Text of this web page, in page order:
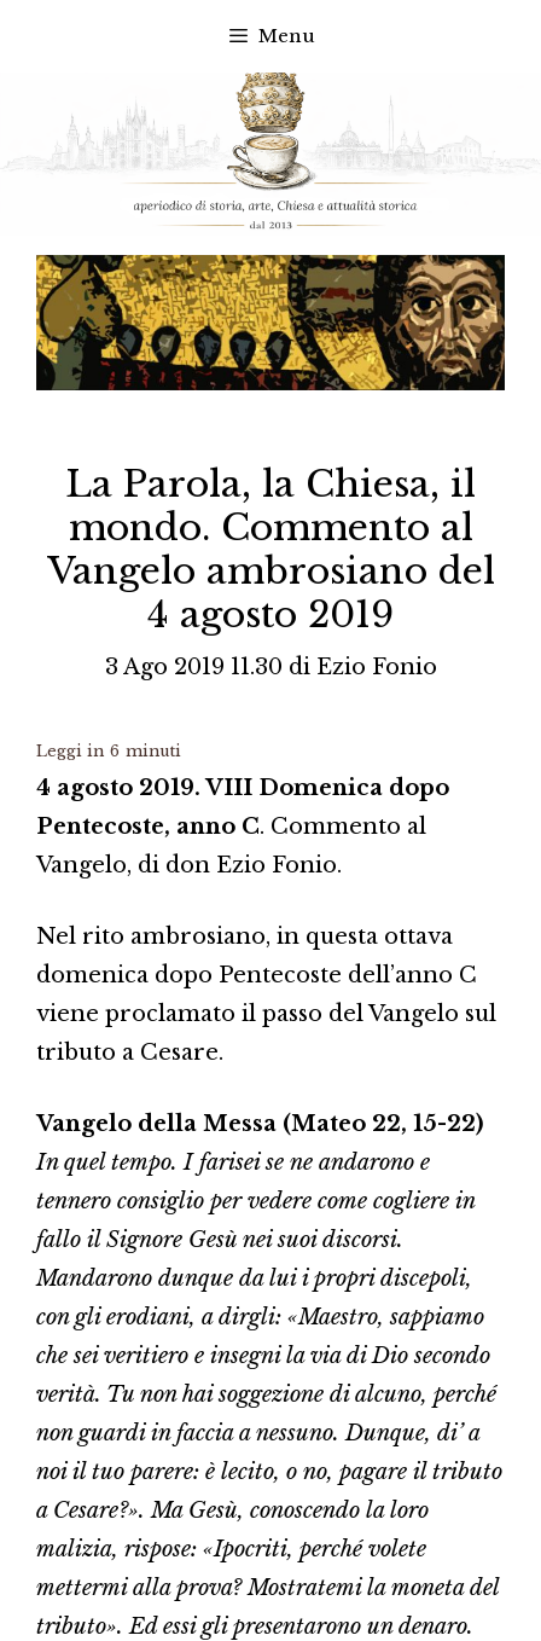
contenuto
Menu
La Parola, la Chiesa, il
mondo. Commento al
Vangelo ambrosiano del
4 agosto 2019
3 Ago 2019 11.30 di Ezio Fonio
Leggi in 6 minuti
4 agosto 2019. VIII Domenica dopo
Pentecoste, anno C. Commento al
Vangelo, di don Ezio Fonio.
Nel rito ambrosiano, in questa ottava
domenica dopo Pentecoste dell’anno C
viene proclamato il passo del Vangelo sul
tributo a Cesare.
Vangelo della Messa (Mateo 22, 15-22)
In quel tempo. I farisei se ne andarono e
tennero consiglio per vedere come cogliere in
fallo il Signore Gesù nei suoi discorsi.
Mandarono dunque da lui i propri discepoli,
con gli erodiani, a dirgli: «Maestro, sappiamo
che sei veritiero e insegni la via di Dio secondo
verità. Tu non hai soggezione di alcuno, perché
non guardi in faccia a nessuno. Dunque, di’ a
noi il tuo parere: è lecito, o no, pagare il tributo
a Cesare?». Ma Gesù, conoscendo la loro
malizia, rispose: «Ipocriti, perché volete
mettermi alla prova? Mostratemi la moneta del
tributo». Ed essi gli presentarono un denaro.